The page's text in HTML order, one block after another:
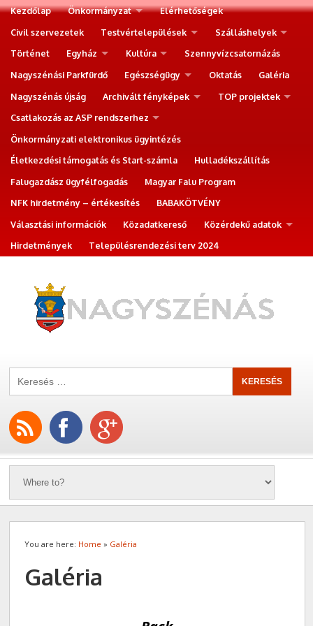
Kezdőlap Önkormányzat
Elérhetőségek
Civil szervezetek
Testvértelepülések
Szálláshelyek
Történet
Egyház Kultúra
Szennyvízcsatornázás
Nagyszénási Parkfürdő
Egészségügy Oktatás
Galéria
Nagyszénás újság
Archivált fényképek
TOP projektek
Csatlakozás az ASP rendszerhez
Önkormányzati elektronikus ügyintézés
Életkezdési támogatás és Start-számla
Hulladékszállítás
Falugazdász ügyfélfogadás
Magyar Falu Program
NFK hirdetmény – értékesítés
BABAKÖTVÉNY
Választási információk
Közadatkereső
Közérdekű adatok
Hirdetmények
Településrendezési terv 2024
You are here: Home » Galéria
Galéria